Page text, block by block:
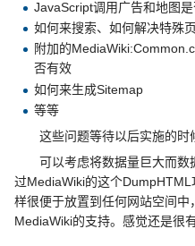
JavaScript调用广告和地图
如何来搜索、如何解决特殊
附加的
否有效
如何来生成Sitemap
等等
这些问题等待以后实施的时
可以考虑将数据量巨大而数
过MediaWiki的这个
样很便于放置到任何网站空间中
MediaWiki的支持。感觉还是很